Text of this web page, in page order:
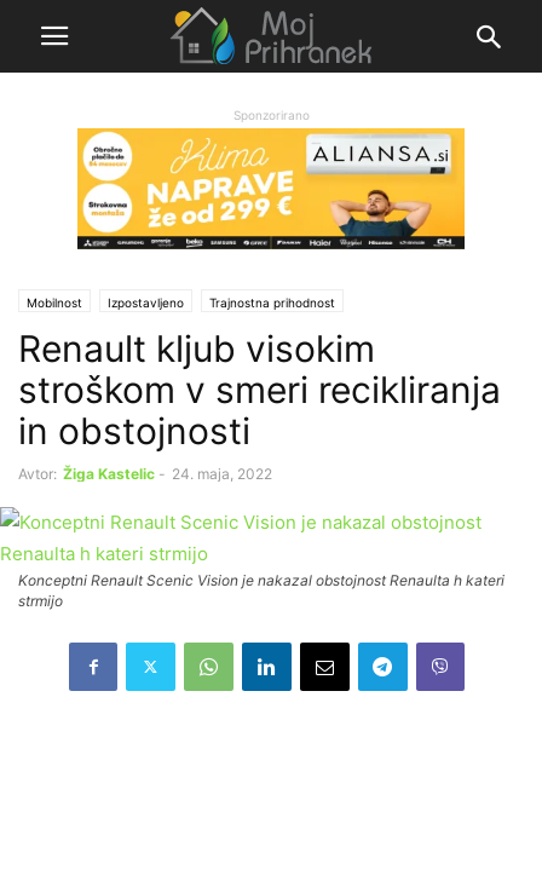
Sponzorirano
Mobilnost Izpostavljeno Trajnostna prihodnost
Renault kljub visokim
stroškom v smeri recikliranja
in obstojnosti
Avtor: Žiga Kastelic - 24. maja, 2022
Konceptni Renault Scenic Vision je nakazal obstojnost Renaulta h kateri
strmijo